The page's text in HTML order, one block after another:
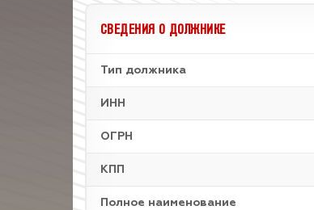
СВЕДЕНИЯ О ДОЛЖНИКЕ
Тип должника
ИНН
ОГРН
КПП
Полное наименование